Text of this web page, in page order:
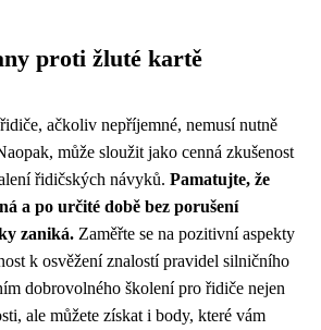
proti žluté kartě
ačkoliv nepříjemné, nemusí nutně
může sloužit jako cenná zkušenost
řidičských návyků. Pamatujte, že
a po určité době bez porušení
zaniká. Zaměřte se na pozitivní aspekty
k osvěžení znalostí pravidel silničního
dobrovolného školení pro řidiče nejen
ale můžete získat i body, které vám